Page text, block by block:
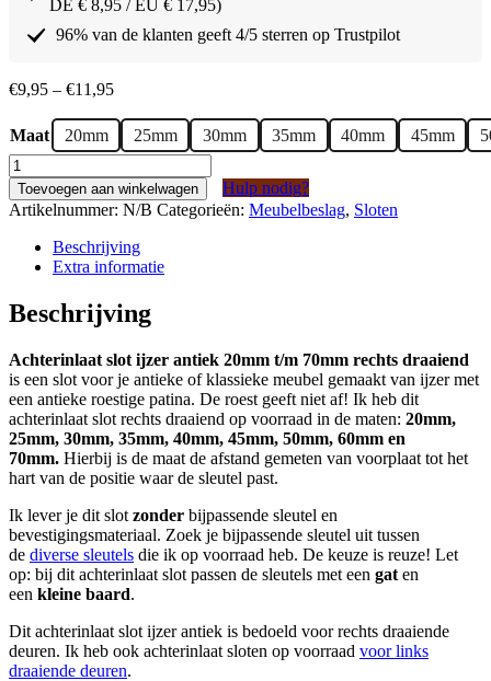
DE € 8,95 / EU € 17,95)
96% van de klanten geeft 4/5 sterren op Trustpilot
€9,95 – €11,95Prijsbereik:
tot
en
€11,95
Maat 20mm 25mm 30mm 35mm 40mm 45mm
Achterinlaat
slot
ijzer
antiek
20mm
rechts
draaiend
Toevoegen aan winkelwagen
Hulp nodig?
Artikelnummer: N/B Categorieën: Meubelbeslag, Sloten
Beschrijving
Extra informatie
Beschrijving
Achterinlaat slot ijzer antiek 20mm t/m 70mm rechts draaiend
is een slot voor je antieke of klassieke meubel gemaakt van ijzer met
een antieke roestige patina. De roest geeft niet af! Ik heb dit
achterinlaat slot rechts draaiend op voorraad in de maten: 20mm,
25mm, 30mm, 35mm, 40mm, 45mm, 50mm, 60mm en
70mm. Hierbij is de maat de afstand gemeten van voorplaat tot het
hart van de positie waar de sleutel past.
Ik lever je dit slot zonder bijpassende sleutel en
bevestigingsmateriaal. Zoek je bijpassende sleutel uit tussen
de diverse sleutels die ik op voorraad heb. De keuze is reuze! Let
op: bij dit achterinlaat slot passen de sleutels met een gat en
een kleine baard.
Dit achterinlaat slot ijzer antiek is bedoeld voor rechts draaiende
deuren. Ik heb ook achterinlaat sloten op voorraad voorlinks
draaiende deuren.